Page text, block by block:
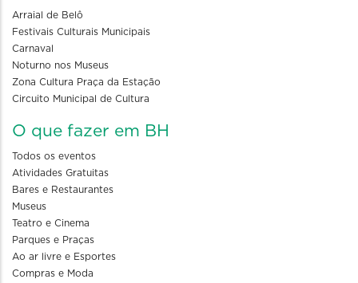
Arraial de Belô
Festivais Culturais Municipais
Carnaval
Noturno nos Museus
Zona Cultura Praça da Estação
Circuito Municipal de Cultura
O que fazer em BH
Todos os eventos
Atividades Gratuitas
Bares e Restaurantes
Museus
Teatro e Cinema
Parques e Praças
Ao ar livre e Esportes
Compras e Moda